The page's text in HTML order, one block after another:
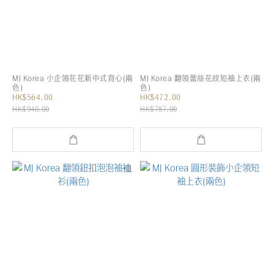
MJ Korea 小企領花花新中式背心(兩
色)
HK$564.00
HK$940.00
MJ Korea 翻領蕾絲花紋短袖上衣(兩
色)
HK$472.00
HK$787.00